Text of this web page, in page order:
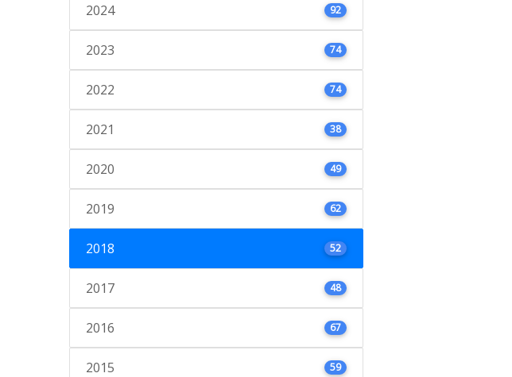
2024 92
2023 74
2022 74
2021 38
2020 49
2019 62
2018 52
2017 48
2016 67
2015 59